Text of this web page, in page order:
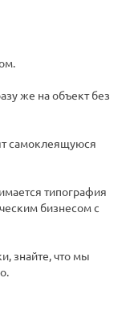
же на объект без
самоклеящуюся
типография
бизнесом с
знайте, что мы